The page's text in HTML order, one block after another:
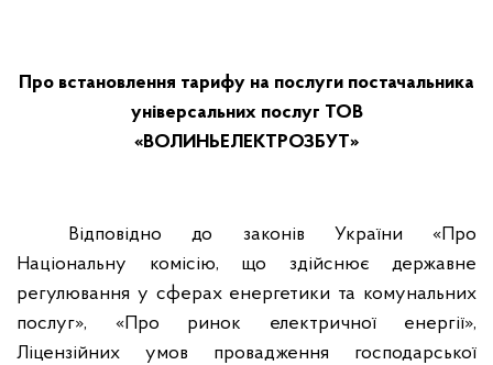
Про встановлення тарифу на послуги постачальника
універсальних послуг ТОВ
«ВОЛИНЬЕЛЕКТРОЗБУТ»
Відповідно до законів України «Про
Національну комісію, що здійснює державне
регулювання у сферах енергетики та комунальних
послуг», «Про ринок електричної енергії»,
Ліцензійних умов провадження господарської